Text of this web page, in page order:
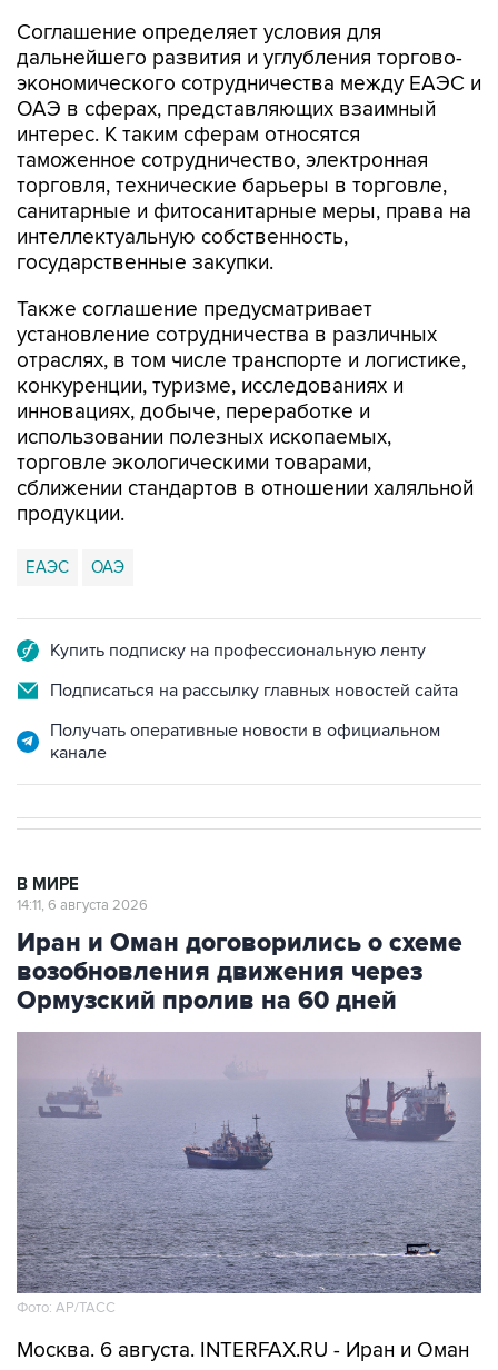
Соглашение определяет условия для
дальнейшего развития и углубления торгово-
экономического сотрудничества между ЕАЭС и
ОАЭ в сферах, представляющих взаимный
интерес. К таким сферам относятся
таможенное сотрудничество, электронная
торговля, технические барьеры в торговле,
санитарные и фитосанитарные меры, права на
интеллектуальную собственность,
государственные закупки.
Также соглашение предусматривает
установление сотрудничества в различных
отраслях, в том числе транспорте и логистике,
конкуренции, туризме, исследованиях и
инновациях, добыче, переработке и
использовании полезных ископаемых,
торговле экологическими товарами,
сближении стандартов в отношении халяльной
продукции.
ЕАЭС ОАЭ
Купить подписку на профессиональную ленту
Подписаться на рассылку главных новостей сайта
Получать оперативные новости в официальном
канале
В МИРЕ
14:11, 6 августа 2026
Иран и Оман договорились о схеме
возобновления движения через
Ормузский пролив на 60 дней
Фото: AP/ТАСС
Москва. 6 августа. INTERFAX.RU - Иран и Оман